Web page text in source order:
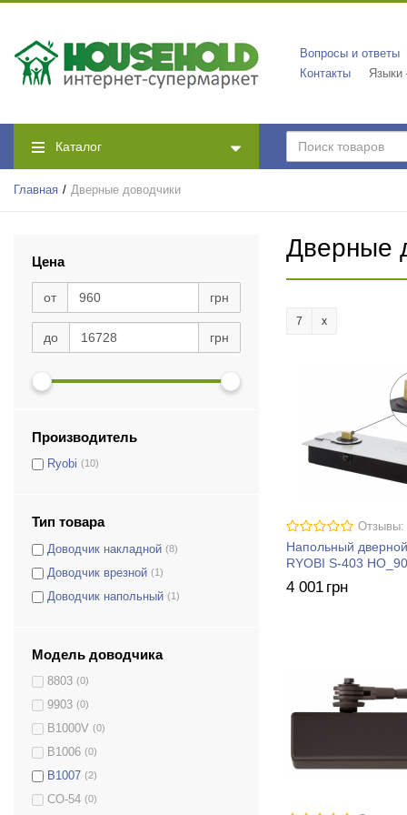
Вопросы и ответы
Контакты
Языки
Каталог
Главная Дверные доводчики
Цена
от грн
до грн
Производитель
Ryobi (10)
Тип товара
Доводчик накладной (8)
Доводчик врезной (1)
Доводчик напольный (1)
Модель доводчика
8803 (0)
9903 (0)
B1000V (0)
B1006 (0)
B1007 (2)
CO-54 (0)
Дверные
7
Отзывы:
Напольный
RYOBI S-403
4 001 грн